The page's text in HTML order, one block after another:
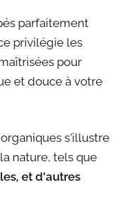
parfaitement
privilégie les
pour
et douce à votre
s'illustre
nature, tels que
et d'autres